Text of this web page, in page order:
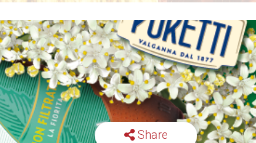
Share